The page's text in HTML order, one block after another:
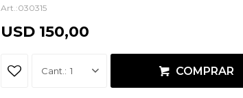
030315
USD 150,00
1 COMPRAR